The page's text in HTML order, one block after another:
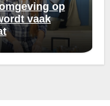
op
vaak